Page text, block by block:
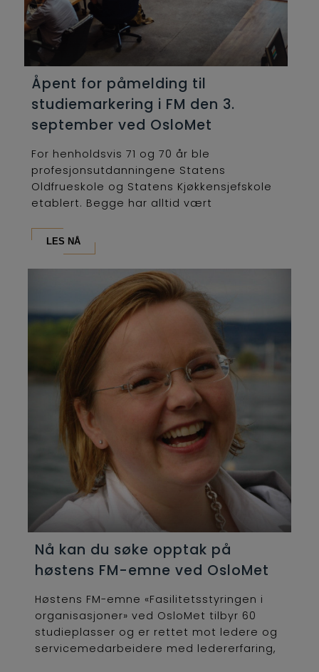
Åpent for påmelding til
studiemarkering i FM den 3.
september ved OsloMet
For henholdsvis 71 og 70 år ble
profesjonsutdanningene Statens
Oldfrueskole og Statens Kjøkkensjefskole
etablert. Begge har alltid vært
LES NÅ
Nå kan du søke opptak på
høstens FM-emne ved OsloMet
Høstens FM-emne «Fasilitetsstyringen i
organisasjoner» ved OsloMet tilbyr 60
studieplasser og er rettet mot ledere og
servicemedarbeidere med ledererfaring,